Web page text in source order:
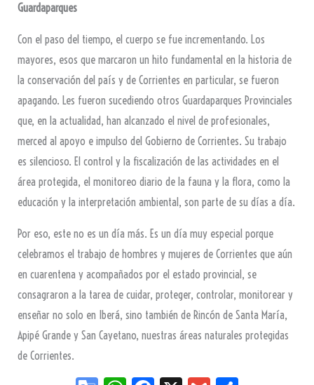
Guardaparques
Con el paso del tiempo, el cuerpo se fue incrementando. Los
mayores, esos que marcaron un hito fundamental en la historia de
la conservación del país y de Corrientes en particular, se fueron
apagando. Les fueron sucediendo otros Guardaparques Provinciales
que, en la actualidad, han alcanzado el nivel de profesionales,
merced al apoyo e impulso del Gobierno de Corrientes. Su trabajo
es silencioso. El control y la fiscalización de las actividades en el
área protegida, el monitoreo diario de la fauna y la flora, como la
educación y la interpretación ambiental, son parte de su días a día.
Por eso, este no es un día más. Es un día muy especial porque
celebramos el trabajo de hombres y mujeres de Corrientes que aún
en cuarentena y acompañados por el estado provincial, se
consagraron a la tarea de cuidar, proteger, controlar, monitorear y
enseñar no solo en Iberá, sino también de Rincón de Santa María,
Apipé Grande y San Cayetano, nuestras áreas naturales protegidas
de Corrientes.